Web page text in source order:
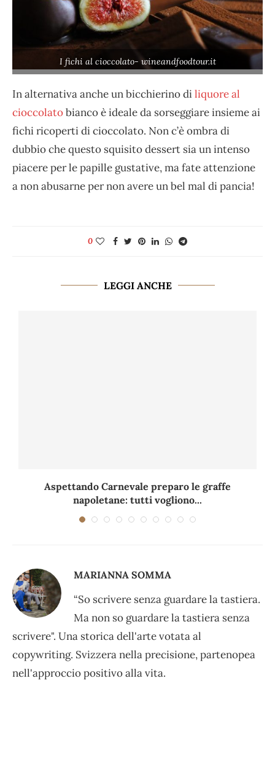
I fichi al cioccolato- wineandfoodtour.it
In alternativa anche un bicchierino diliquore al
cioccolatobianco è ideale da sorseggiare insieme ai
fichi ricoperti di cioccolato. Non c’è ombra di
dubbio che questo squisito dessert sia un intenso
piacere per le papille gustative, ma fate attenzione
a non abusarne per non avere un bel mal di pancia!
0
LEGGI ANCHE
Aspettando Carnevale preparo le graffe
napoletane: tutti vogliono...
MARIANNA SOMMA
“So scrivere senza guardare la tastiera.
Ma non so guardare la tastiera senza
scrivere". Una storica dell'arte votata al
copywriting. Svizzera nella precisione, partenopea
nell'approccio positivo alla vita.